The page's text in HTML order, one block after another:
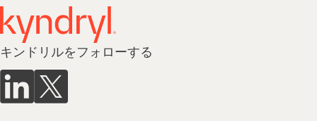
キンドリルをフォローする